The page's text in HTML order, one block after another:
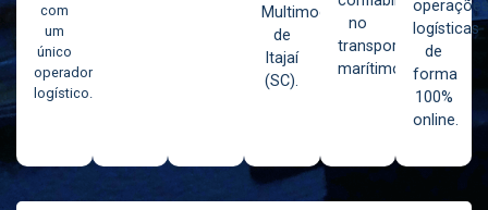
com
um
único
operador
logístico.
Multimodal
de
Itajaí
(SC).
no
transporte
marítimo.
logísticas
de
forma
100%
online.